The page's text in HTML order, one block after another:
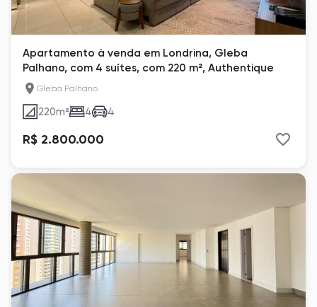
Apartamento à venda em Londrina, Gleba
Palhano, com 4 suítes, com 220 m², Authentique
Gleba Palhano
220m² 4 4
R$ 2.800.000